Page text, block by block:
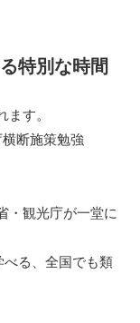
特別な時間
す。
断施策勉強
・観光庁が一堂に
べる、全国でも類